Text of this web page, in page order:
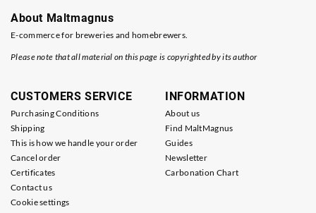
About Maltmagnus
E-commerce for breweries and homebrewers.
Please note that all material on this page is copyrighted by its author
CUSTOMERS SERVICE
Purchasing Conditions
Shipping
This is how we handle your order
Cancel order
Certificates
Contact us
Cookie settings
INFORMATION
About us
Find MaltMagnus
Guides
Newsletter
Carbonation Chart